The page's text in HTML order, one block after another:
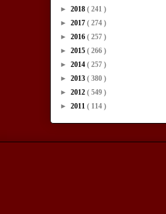
► 2018 ( 241 )
► 2017 ( 274 )
► 2016 ( 257 )
► 2015 ( 266 )
► 2014 ( 257 )
► 2013 ( 380 )
► 2012 ( 549 )
► 2011 ( 114 )